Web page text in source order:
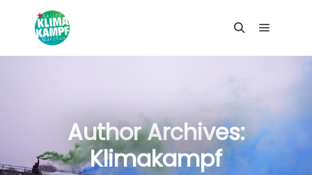
Author Archives:
Klimakampf
Search
Main